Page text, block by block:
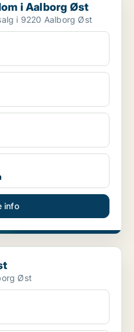
i Aalborg Øst
i 9220 Aalborg Øst
info
Øst